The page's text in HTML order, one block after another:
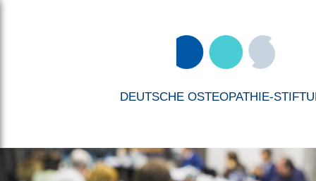
DEUTSCHE OSTEOPATHIE-